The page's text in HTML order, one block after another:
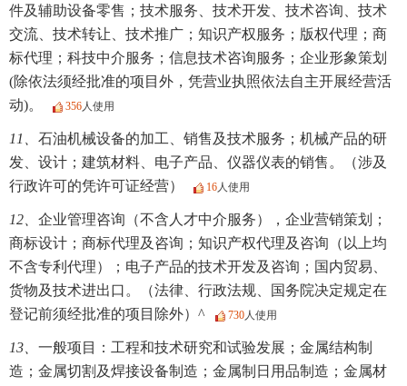
件及辅助设备零售；技术服务、技术开发、技术咨询、技术
交流、技术转让、技术推广；知识产权服务；版权代理；商
标代理；科技中介服务；信息技术咨询服务；企业形象策划
(除依法须经批准的项目外，凭营业执照依法自主开展经营活
动)。
356人使用
11、 石油机械设备的加工、销售及技术服务；机械产品的研
发、设计；建筑材料、电子产品、仪器仪表的销售。（涉及
行政许可的凭许可证经营）
16人使用
12、 企业管理咨询（不含人才中介服务），企业营销策划；
商标设计；商标代理及咨询；知识产权代理及咨询（以上均
不含专利代理）；电子产品的技术开发及咨询；国内贸易、
货物及技术进出口。（法律、行政法规、国务院决定规定在
登记前须经批准的项目除外）^
730人使用
13、 一般项目：工程和技术研究和试验发展；金属结构制
造；金属切割及焊接设备制造；金属制日用品制造；金属材